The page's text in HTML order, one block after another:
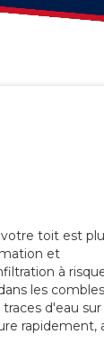
votre toit est
et
à
les
d'eau sur
rapidement,